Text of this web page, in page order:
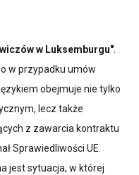
w Luksemburgu"
w przypadku umów
obejmuje nie tylko
lecz także
z zawarcia kontraktu
Sprawiedliwości UE.
jest sytuacja, w której